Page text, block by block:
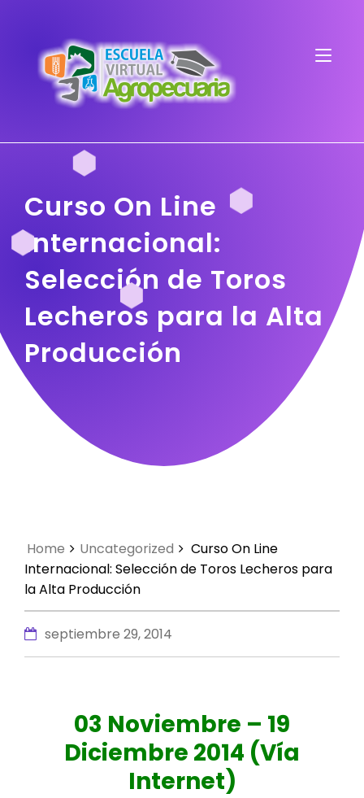
Curso On Line
Internacional:
Selección de Toros
Lecheros para la Alta
Producción
Home Uncategorized
Curso On Line
Internacional: Selección de Toros Lecheros para
la Alta Producción
septiembre 29, 2014
03 Noviembre – 19
Diciembre 2014 (Vía
Internet)